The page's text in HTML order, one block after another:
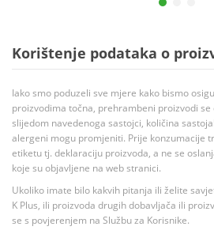
Korištenje podataka o
Iako smo poduzeli sve mjere kako bismo
proizvodima točna, prehrambeni proizvodi
slijedom navedenoga sastojci, količina
alergeni mogu promjeniti. Prije konzumacije
etiketu tj. deklaraciju proizvoda, a ne se
koje su objavljene na web stranici.
Ukoliko imate bilo kakvih pitanja ili želite
K Plus, ili proizvoda drugih dobavljača ili
se s povjerenjem na Službu za Korisnike.